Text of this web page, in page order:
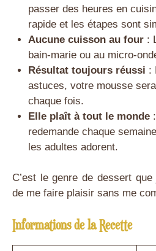
passer des heures en
rapide et les étapes sont
Aucune cuisson au four:
bain-marie ou au micro-
Résultat toujours réussi :
astuces, votre mousse
chaque fois.
Elle plaît à tout le monde:
redemande chaque
les adultes adorent.
C’est le genre de dessert
de me faire plaisir sans me
Informations de la Recette